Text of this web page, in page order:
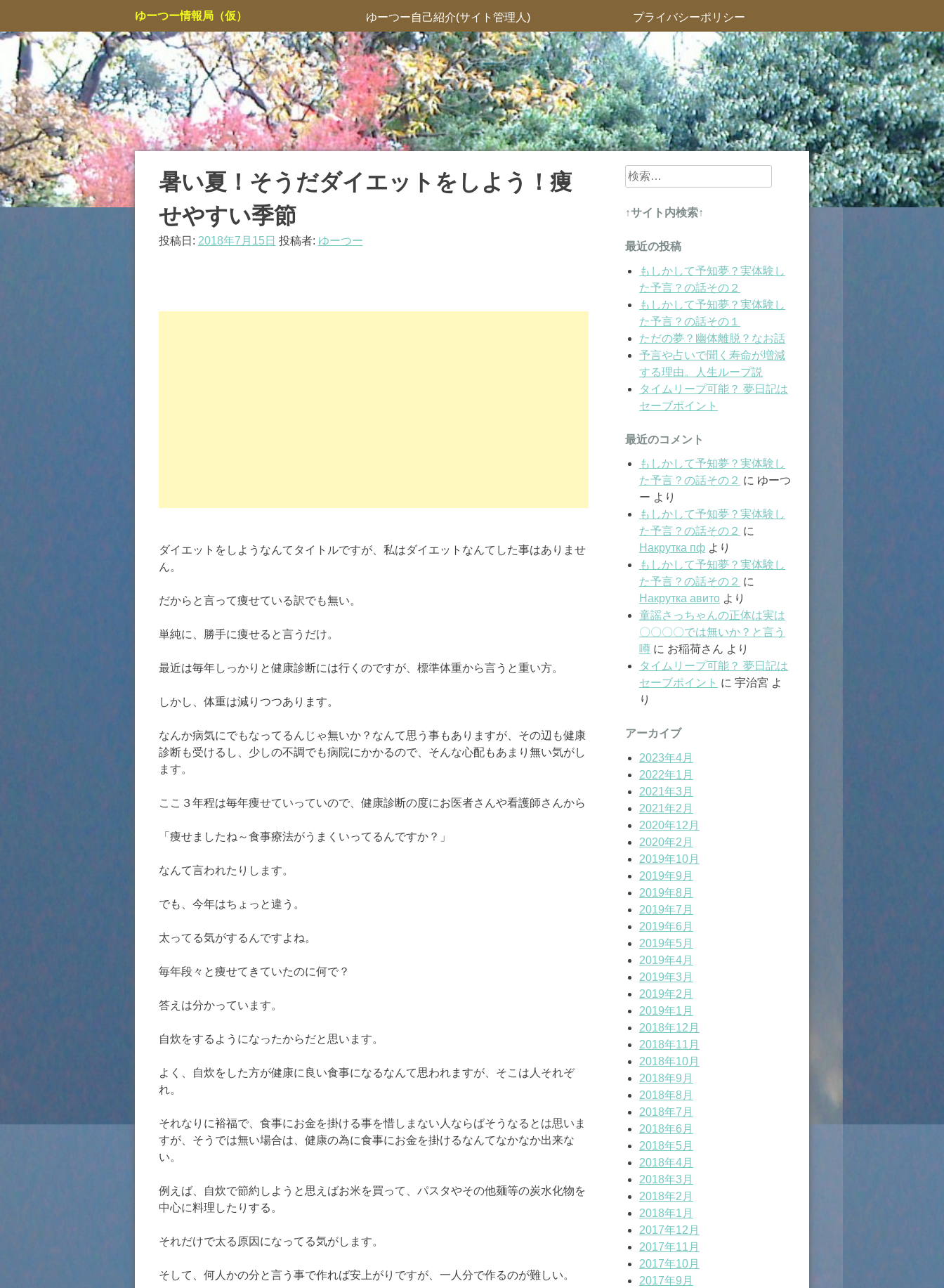
テ
へ
ス
キ
ッ
プ
ゆーつー情報局（仮） ゆーつー自己紹介(サイト管理人) プライバシーポリシー
暑い夏！そうだダイエットをしよう！痩
せやすい季節
投稿日: 2018年7月15日 投稿者: ゆーつー
ダイエットをしようなんてタイトルですが、私はダイエットなんてした事はありませ
ん。
だからと言って痩せている訳でも無い。
単純に、勝手に痩せると言うだけ。
最近は毎年しっかりと健康診断には行くのですが、標準体重から言うと重い方。
しかし、体重は減りつつあります。
なんか病気にでもなってるんじゃ無いか？なんて思う事もありますが、その辺も健康
診断も受けるし、少しの不調でも病院にかかるので、そんな心配もあまり無い気がし
ます。
ここ３年程は毎年痩せていっていので、健康診断の度にお医者さんや看護師さんから
「痩せましたね～食事療法がうまくいってるんですか？」
なんて言われたりします。
でも、今年はちょっと違う。
太ってる気がするんですよね。
毎年段々と痩せてきていたのに何で？
答えは分かっています。
自炊をするようになったからだと思います。
よく、自炊をした方が健康に良い食事になるなんて思われますが、そこは人それぞ
れ。
それなりに裕福で、食事にお金を掛ける事を惜しまない人ならばそうなるとは思いま
すが、そうでは無い場合は、健康の為に食事にお金を掛けるなんてなかなか出来な
い。
例えば、自炊で節約しようと思えばお米を買って、パスタやその他麺等の炭水化物を
中心に料理したりする。
それだけで太る原因になってる気がします。
そして、何人かの分と言う事で作れば安上がりですが、一人分で作るのが難しい。
検
索:
↑サイト内検索↑
最近の投稿
もしかして予知夢？実体験し
た予言？の話その２
もしかして予知夢？実体験し
た予言？の話その１
ただの夢？幽体離脱？なお話
予言や占いで聞く寿命が増減
する理由。人生ループ説
タイムリープ可能？ 夢日記は
セーブポイント
最近のコメント
もしかして予知夢？実体験し
た予言？の話その２ に ゆーつ
ー より
もしかして予知夢？実体験し
た予言？の話その２ に
Накрутка пфより
もしかして予知夢？実体験し
た予言？の話その２ に
Накрутка авитоより
童謡さっちゃんの正体は実は
〇〇〇〇では無いか？と言う
噂に お稲荷さん より
タイムリープ可能？ 夢日記は
セーブポイント に 宇治宮 よ
り
アーカイブ
2023年4月
2022年1月
2021年3月
2021年2月
2020年12月
2020年2月
2019年10月
2019年9月
2019年8月
2019年7月
2019年6月
2019年5月
2019年4月
2019年3月
2019年2月
2019年1月
2018年12月
2018年11月
2018年10月
2018年9月
2018年8月
2018年7月
2018年6月
2018年5月
2018年4月
2018年3月
2018年2月
2018年1月
2017年12月
2017年11月
2017年10月
2017年9月